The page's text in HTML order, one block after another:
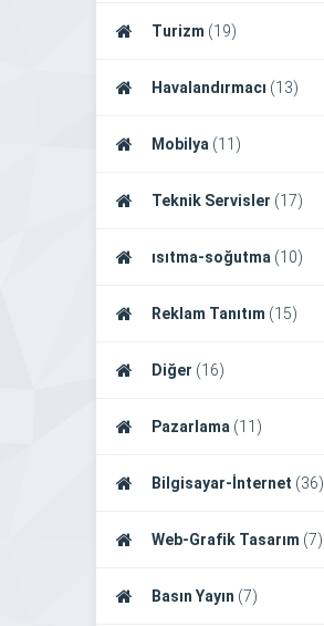
Turizm (19)
Havalandırmacı (13)
Mobilya (11)
Teknik Servisler (17)
ısıtma-soğutma (10)
Reklam Tanıtım (15)
Diğer (16)
Pazarlama (11)
Bilgisayar-İnternet (36)
Web-Grafik Tasarım (7)
Basın Yayın (7)